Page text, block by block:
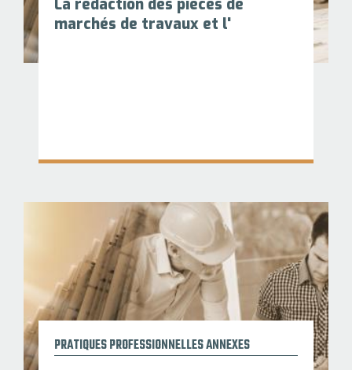
La rédaction des pièces de
marchés de travaux et l'
PRATIQUES PROFESSIONNELLES ANNEXES